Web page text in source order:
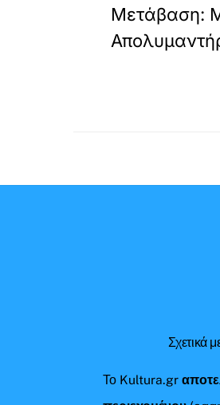
Μετάβαση:
Σχετικά
Το Kultura.gr